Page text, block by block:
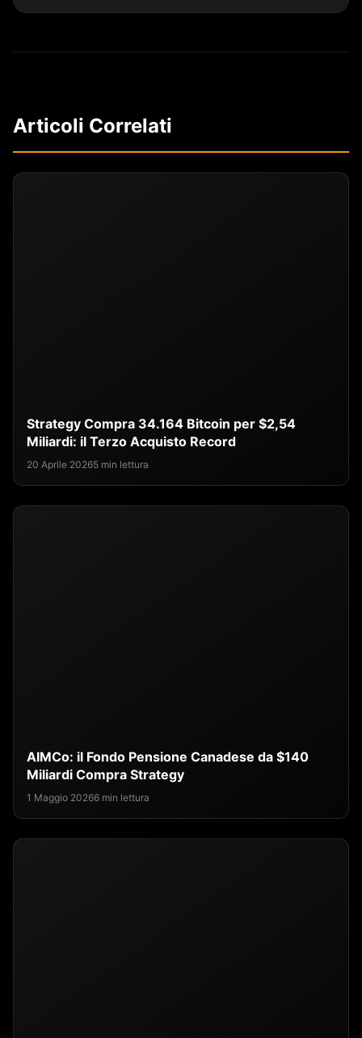
Articoli Correlati
Strategy Compra 34.164 Bitcoin per $2,54
Miliardi: il Terzo Acquisto Record
20 Aprile 20265 min lettura
AIMCo: il Fondo Pensione Canadese da $140
Miliardi Compra Strategy
1 Maggio 20266 min lettura